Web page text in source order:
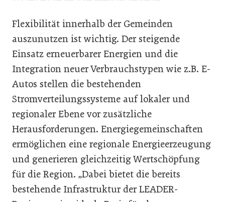
Flexibilität innerhalb der Gemeinden
auszunutzen ist wichtig. Der steigende
Einsatz erneuerbarer Energien und die
Integration neuer Verbrauchstypen wie z.B. E-
Autos stellen die bestehenden
Stromverteilungssysteme auf lokaler und
regionaler Ebene vor zusätzliche
Herausforderungen. Energiegemeinschaften
ermöglichen eine regionale Energieerzeugung
und generieren gleichzeitig Wertschöpfung
für die Region. „Dabei bietet die bereits
bestehende Infrastruktur der LEADER-